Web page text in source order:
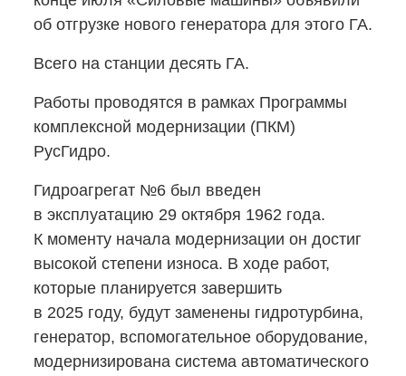
об отгрузке нового генератора для этого ГА.
Всего на станции десять ГА.
Работы проводятся в рамках Программы
комплексной модернизации (ПКМ)
РусГидро.
Гидроагрегат №6 был введен
в эксплуатацию 29 октября 1962 года.
К моменту начала модернизации он достиг
высокой степени износа. В ходе работ,
которые планируется завершить
в 2025 году, будут заменены гидротурбина,
генератор, вспомогательное оборудование,
модернизирована система автоматического